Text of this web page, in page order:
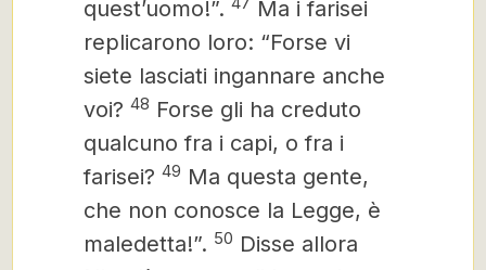
quest’uomo!”.
Ma i farisei
replicarono loro: “Forse vi
siete lasciati ingannare anche
voi? 48 Forse gli ha creduto
qualcuno fra i capi, o fra i
farisei? 49 Ma questa gente,
che non conosce la Legge, è
maledetta!”. 50 Disse allora